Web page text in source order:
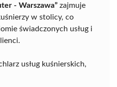
- Warszawa” zajmuje
w stolicy, co
świadczonych usług i
usług kuśnierskich,